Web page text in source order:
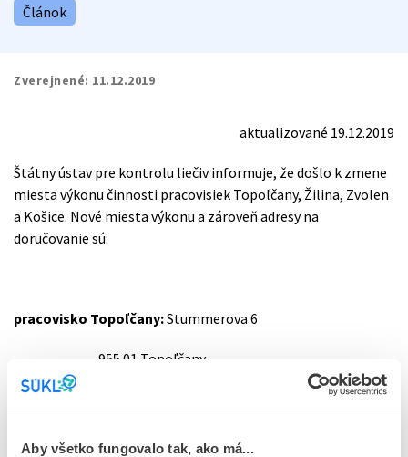
Aby všetko fungovalo tak, ako má...
Článok
Zverejnené: 11.12.2019
aktualizované 19.12.2019
Štátny ústav pre kontrolu liečiv informuje, že došlo k zmene
miesta výkonu činnosti pracovisiek Topoľčany, Žilina, Zvolen
a Košice. Nové miesta výkonu a zároveň adresy na
doručovanie sú:
pracovisko Topoľčany:Stummerova 6
955 01 Topoľčany
010 01 Žilina